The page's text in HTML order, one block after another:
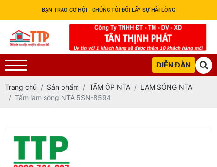
BẠN TRAO CƠ HỘI - CHÚNG TÔI ĐỔI LẤY SỰ HÀI LÒNG
DIỄN ĐÀN
Trang chủ Sản phẩm TẤM ỐP NTA
LAM SÓNG NTA
Tấm lam sóng NTA 5SN-8594